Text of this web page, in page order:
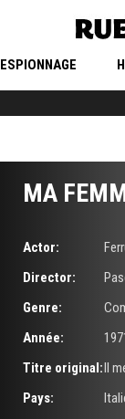
ESPIONNAGE
MA
Actor:
Director:
Genre:
Année:
Titre original:Il
Pays: